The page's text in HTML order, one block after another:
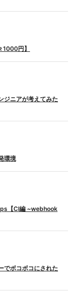
円】
ジニアが考えてみた
環境
【CI編 ~webhook
でボコボコにされた